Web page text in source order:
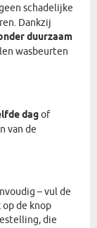
schadelijke
Dankzij
duurzaam
wasbeurten
dagof
van de
– vul de
de knop
die